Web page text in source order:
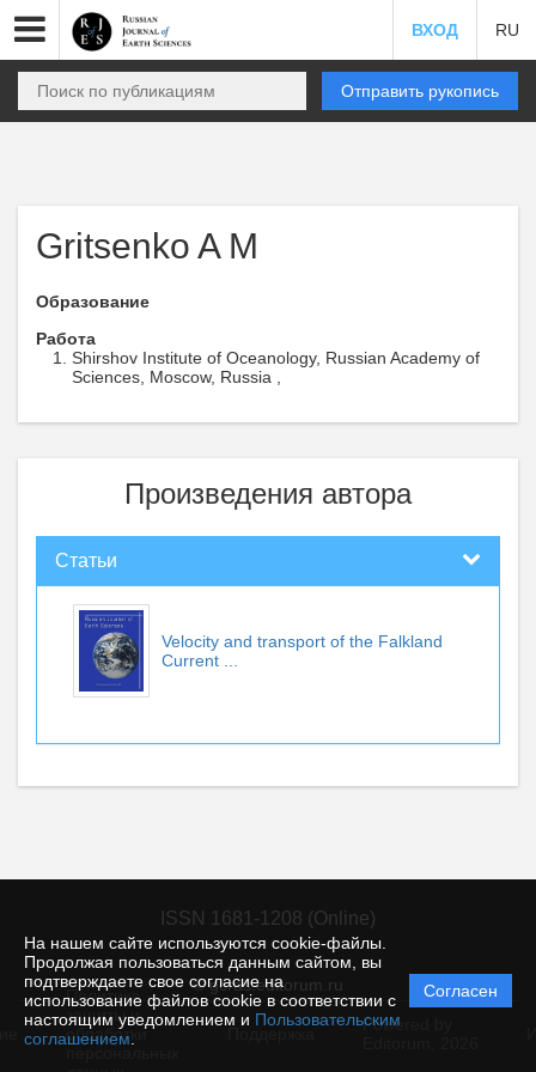
На нашем сайте используются cookie-файлы.
Продолжая пользоваться данным сайтом, вы
подтверждаете свое согласие на
использование файлов cookie в соответствии с
настоящим уведомлением и Пользовательским
соглашением
Согласен
ВХОД RU
Отправить рукопись
Gritsenko A M
Образование
Работа
Shirshov Institute of Oceanology, Russian Academy of
Sciences, Moscow, Russia ,
Произведения автора
Статьи
Velocity and transport of the Falkland
Current ...
ISSN 1681-1208 (Online)
© gcras.editorum.ru
Политика
защиты и
обработки
Powered by